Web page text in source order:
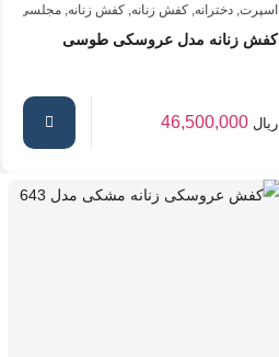
اسپرت ,دخترانه ,کفش زنانه ,کفش زنانه ,مجلسی
کفش زنانه مدل عروسکی طوسی
46,500,000 ریال